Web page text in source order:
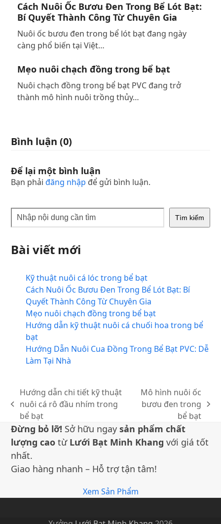
Cách Nuôi Ốc Bươu Đen Trong Bể Lót Bạt:
Bí Quyết Thành Công Từ Chuyên Gia
Nuôi ốc bươu đen trong bể lót bạt đang ngày
càng phổ biến tại Việt…
Mẹo nuôi chạch đồng trong bể bạt
Nuôi chạch đồng trong bể bạt PVC đang trở
thành mô hình nuôi trồng thủy…
Bình luận (0)
Để lại một bình luận
Bạn phảiđăng nhập để gửi bình luận.
Tìm kiếm
Bài viết mới
Kỹ thuật nuôi cá lóc trong bể bạt
Cách Nuôi Ốc Bươu Đen Trong Bể Lót Bạt: Bí
Quyết Thành Công Từ Chuyên Gia
Mẹo nuôi chạch đồng trong bể bạt
Hướng dẫn kỹ thuật nuôi cá chuối hoa trong bể
bạt
Hướng Dẫn Nuôi Cua Đồng Trong Bể Bạt PVC: Dễ
Làm Tại Nhà
bài
trước:
Hướng dẫn chi tiết kỹ thuật
nuôi cá rô đầu nhím trong
bể bạt
bài
Mô hình nuôi ốc
bươu đen trong
bể bạt
Đừng bỏ lỡ! Sở hữu ngaysản phẩm chất
lượng cao từ Lưới Bạt Minh Khang với giá tốt
nhất.
Giao hàng nhanh – Hỗ trợ tận tâm!
Xem Sản Phẩm